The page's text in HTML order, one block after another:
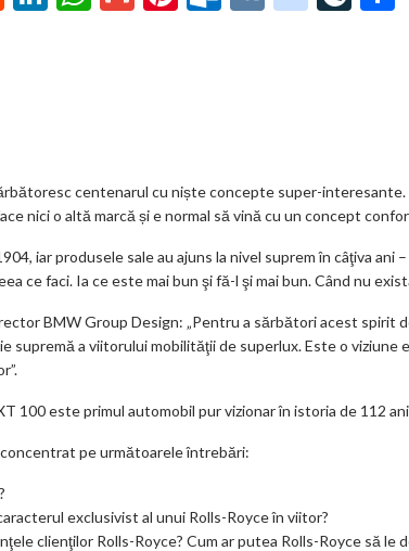
p
m
o
o
k
m
ar
centenarul cu niște concepte super-interesante.
nici o altă marcă și e normal să vină cu un concept
iar produsele sale au ajuns la nivel suprem în câţiva ani
ce faci. Ia ce este mai bun şi fă-l şi mai bun. Când nu
BMW Group Design: „Pentru a sărbători acest spirit
supremă a viitorului mobilităţii de superlux. Este o viziune
100 este primul automobil pur vizionar în istoria de 112
concentrat pe următoarele întrebări:
exclusivist al unui Rolls-Royce în viitor?
clienţilor Rolls-Royce? Cum ar putea Rolls-Royce să le